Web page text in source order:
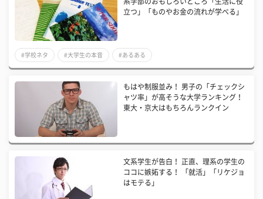
立つ」「ものやお金の流れが学べる」
#学校ネタ #大学生の本音 #あるある
もはや制服並み！ 男子の「チェックシ
ャツ率」が高そうな大学ランキング！
東大・京大はもちろんランクイン
文系学生が告白！ 正直、理系の学生の
ココに嫉妬する！ 「就活」「リケジョ
はモテる」